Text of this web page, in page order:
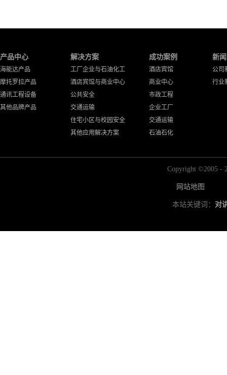
产品中心
海能达产品
摩托罗拉产品
通讯工程设备
其他品牌产品
解决方案
工厂企业与石油化工
酒店宾馆与商业中心
公共安全
交通运输
住宅小区与校园安全
其他应用解决方案
成功案例
酒店宾馆
商业中心
市政工程
企业工厂
交通运输
石油石化
新
公司
行业
Copyright ©2005 -
网站地图
本站关键词： 对